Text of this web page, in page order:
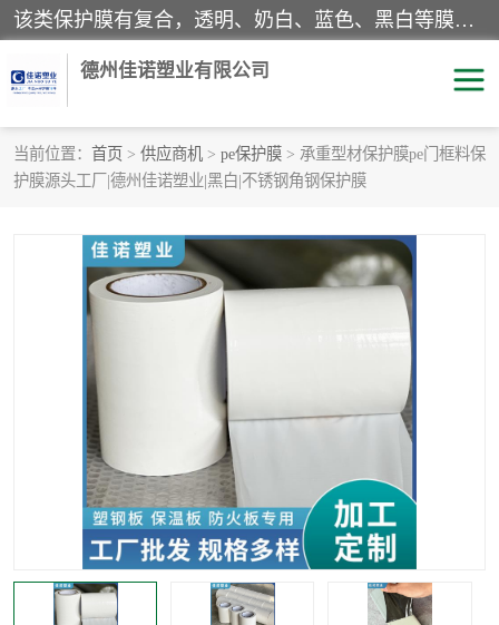
该类保护膜有复合，透明、奶白、蓝色、黑白等膜型。特高粘，高粘，中高粘，中粘，中低粘，低粘等。对于不同的粘力要求有相应的产品相适配。无胶渍残留污染。在较宽的收卷幅度下平整无皱纹，收卷长度大，利于机械化及自动化施工粘贴。为您的产品提供的表面保护解决方案。 产品广泛适用于：铝材、不锈钢、金属、塑料、电子、家电、家具、玻璃、化工材料、装饰材料等。
德州佳诺塑业有限公司
当前位置： 首页 > 供应商机 > pe保护膜 > 承重型材保护膜pe门框料保
护膜源头工厂|德州佳诺塑业|黑白|不锈钢角钢保护膜
pe保护膜 包装膜
地毯保护膜 家具保护膜
拉伸缠绕膜 透明保护膜
明蓝保护膜 纯黑保护膜
印字保护膜
不绣钢板保护膜 两边上胶保护膜
窗缝阻风胶带 铝板保护膜